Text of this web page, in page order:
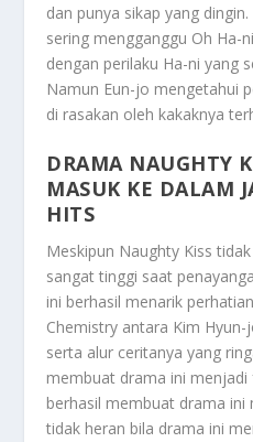
dan punya sikap yang
sering mengganggu Oh Ha-
dengan perilaku Ha-ni yang
Namun Eun-jo mengetahui
di rasakan oleh kakaknya
DRAMA NAUGHTY
MASUK KE DALAM
HITS
Meskipun Naughty Kiss
sangat tinggi saat
ini berhasil menarik
Chemistry antara Kim Hyun-
serta alur ceritanya yang
membuat drama ini
berhasil membuat drama ini
tidak heran bila drama ini